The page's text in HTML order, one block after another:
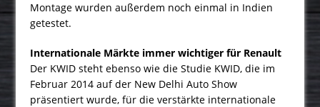
Montage wurden außerdem noch einmal in Indien
getestet.
Internationale Märkte immer wichtiger für Renault
Der KWID steht ebenso wie die Studie KWID, die im
Februar 2014 auf der New Delhi Auto Show
präsentiert wurde, für die verstärkte internationale